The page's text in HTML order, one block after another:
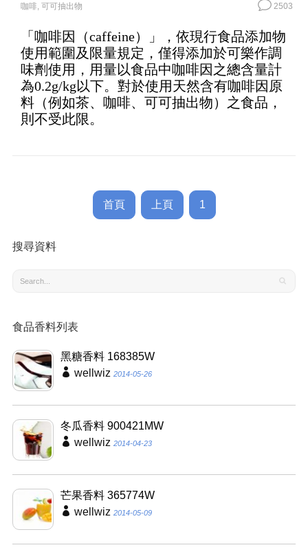
咖啡 可可抽出物 2503
「咖啡因（caffeine）」，依現行食品添加物
使用範圍及限量規定，僅得添加於可樂作調
味劑使用，用量以食品中咖啡因之總含量計
為0.2g/kg以下。對於使用天然含有咖啡因原
料（例如茶、咖啡、可可抽出物）之食品，
則不受此限。
首頁 上頁 1
搜尋資料
食品香料列表
黑糖香料 168385W
wellwiz 2014-05-26
冬瓜香料 900421MW
wellwiz 2014-04-23
芒果香料 365774W
wellwiz 2014-05-09